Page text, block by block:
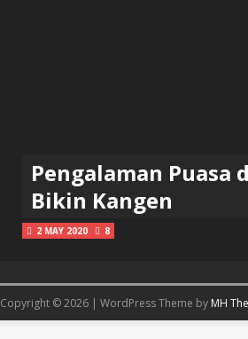
Pengalaman Puasa
Bikin Kangen
2 MAY 2020 8
Copyright © 2026 | WordPress Theme by MH